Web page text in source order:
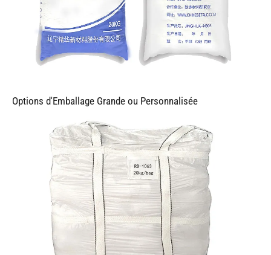
Options d'Emballage Grande ou Personnalisée